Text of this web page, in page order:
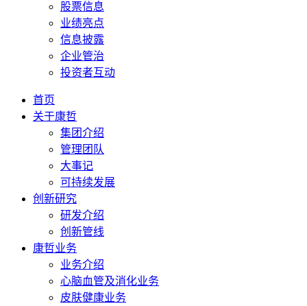
股票信息
业绩亮点
信息披露
企业管治
投资者互动
首页
关于康哲
集团介绍
管理团队
大事记
可持续发展
创新研究
研发介绍
创新管线
康哲业务
业务介绍
心脑血管及消化业务
皮肤健康业务